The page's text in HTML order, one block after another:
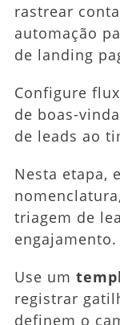
rastrear
automação
de landing
Configure
de boas-
de leads ao
Nesta etapa,
triagem de
engajamento.
Use um
registrar
definem o